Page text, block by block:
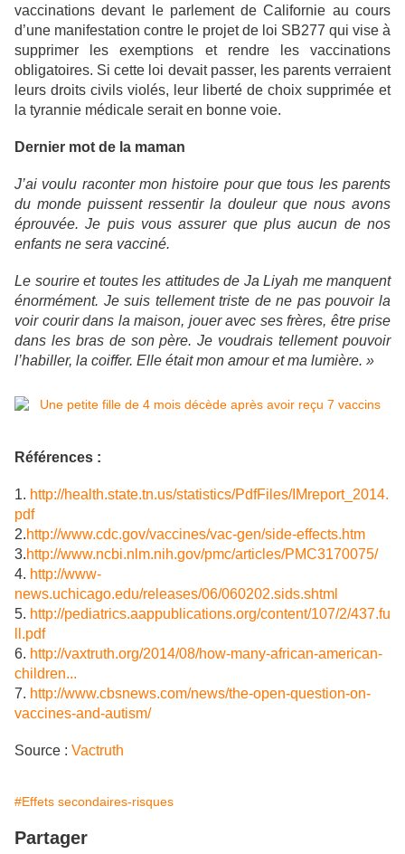
vaccinations devant le parlement de Californie au cours
d’une manifestation contre le projet de loi SB277 qui vise à
supprimer les exemptions et rendre les vaccinations
obligatoires. Si cette loi devait passer, les parents verraient
leurs droits civils violés, leur liberté de choix supprimée et
la tyrannie médicale serait en bonne voie.
Dernier mot de la maman
J’ai voulu raconter mon histoire pour que tous les parents
du monde puissent ressentir la douleur que nous avons
éprouvée. Je puis vous assurer que plus aucun de nos
enfants ne sera vacciné.
Le sourire et toutes les attitudes de Ja Liyah me manquent
énormément. Je suis tellement triste de ne pas pouvoir la
voir courir dans la maison, jouer avec ses frères, être prise
dans les bras de son père. Je voudrais tellement pouvoir
l’habiller, la coiffer. Elle était mon amour et ma lumière. »
Références :
1. http://health.state.tn.us/statistics/PdfFiles/IMreport_2014.
pdf
2.http://www.cdc.gov/vaccines/vac-gen/side-effects.htm
3.http://www.ncbi.nlm.nih.gov/pmc/articles/PMC3170075/
4. http://www-
news.uchicago.edu/releases/06/060202.sids.shtml
5. http://pediatrics.aappublications.org/content/107/2/437.fu
ll.pdf
6. http://vaxtruth.org/2014/08/how-many-african-american-
children...
7. http://www.cbsnews.com/news/the-open-question-on-
vaccines-and-autism/
Source : Vactruth
#Effets secondaires-risques
Partager